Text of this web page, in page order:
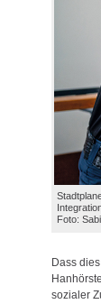
Foto:
Dass
sozialer